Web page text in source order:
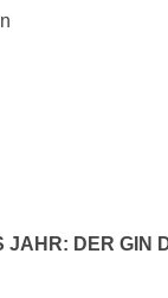
JAHR: DER GIN